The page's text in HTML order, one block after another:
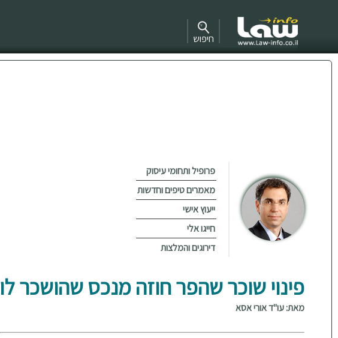
חיפוש
פרופיל ותחומי עיסוק
מאמרים טיפים וחדשות
ייעוץ אישי
חייגו אלי
דירוגים והמלצות
פינוי שוכר שהפר חוזה מנכס שהושכר לו
מאת: עו"ד אורי אסא